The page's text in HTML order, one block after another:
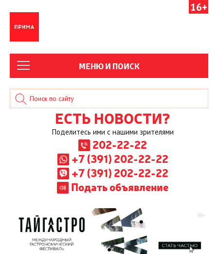
16+
МЕНЮ И ПОИСК
ЕСТЬ НОВОСТИ?
Поделитесь ими с нашими зрителями
202-22-22
+7 (391) 202-22-22
+7 (391) 202-22-22
Подать объявление